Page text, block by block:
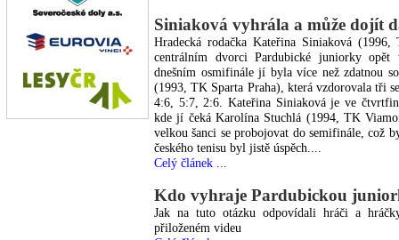
Siniaková vyhrála a může dojít
Hradecká rodačka Kateřina Siniaková
centrálním dvorci Pardubické juniorky
dnešním osmifinále jí byla více než zdatnou
(1993, TK Sparta Praha), která vzdorovala tři
4:6, 5:7, 2:6. Kateřina Siniaková je ve
kde jí čeká Karolína Stuchlá (1994, TK
velkou šanci se probojovat do semifinále, což
českého tenisu byl jistě úspěch....
Celý článek ...
Kdo vyhraje Pardubickou
Jak na tuto otázku odpovídali hráči a
přiloženém videu